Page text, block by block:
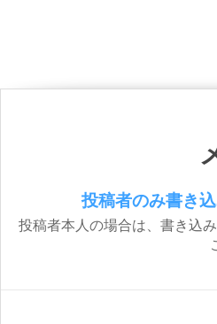
投稿者のみ書き
投稿者本人の場合は、書き込